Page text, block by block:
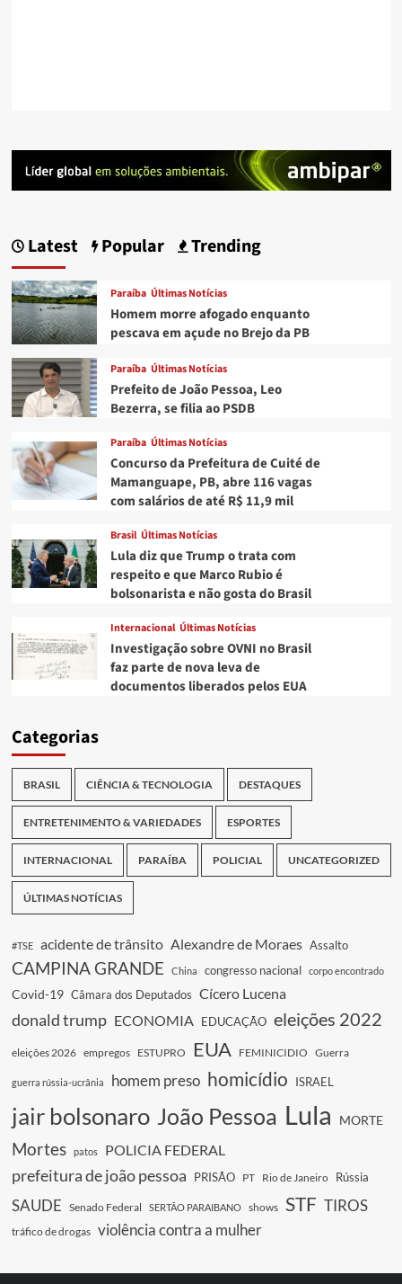
Latest Popular Trending
Paraíba Últimas Notícias
Homem morre afogado enquanto
pescava em açude no Brejo da PB
Paraíba Últimas Notícias
Prefeito de João Pessoa, Leo
Bezerra, se filia ao PSDB
Paraíba Últimas Notícias
Concurso da Prefeitura de Cuité de
Mamanguape, PB, abre 116 vagas
com salários de até R$ 11,9 mil
Brasil Últimas Notícias
Lula diz que Trump o trata com
respeito e que Marco Rubio é
bolsonarista e não gosta do Brasil
Internacional Últimas Notícias
Investigação sobre OVNI no Brasil
faz parte de nova leva de
documentos liberados pelos EUA
Categorias
BRASIL CIÊNCIA & TECNOLOGIA DESTAQUES
ENTRETENIMENTO & VARIEDADES ESPORTES
INTERNACIONAL PARAÍBA POLICIAL UNCATEGORIZED
ÚLTIMAS NOTÍCIAS
#TSE acidente de trânsito Alexandre de Moraes Assalto
CAMPINA GRANDE China congresso nacional corpo encontrado
Covid-19 Câmara dos Deputados Cícero Lucena
donald trump ECONOMIA EDUCAÇÃO eleições 2022
eleições 2026 empregos ESTUPRO EUA FEMINICIDIO Guerra
guerra rússia-ucrânia homem preso homicídio ISRAEL
jair bolsonaro João Pessoa Lula MORTE
Mortes patos POLICIA FEDERAL
prefeitura de joão pessoa PRISÃO PT Rio de Janeiro Rússia
SAUDE Senado Federal SERTÃO PARAIBANO shows STF TIROS
tráfico de drogas violência contra a mulher